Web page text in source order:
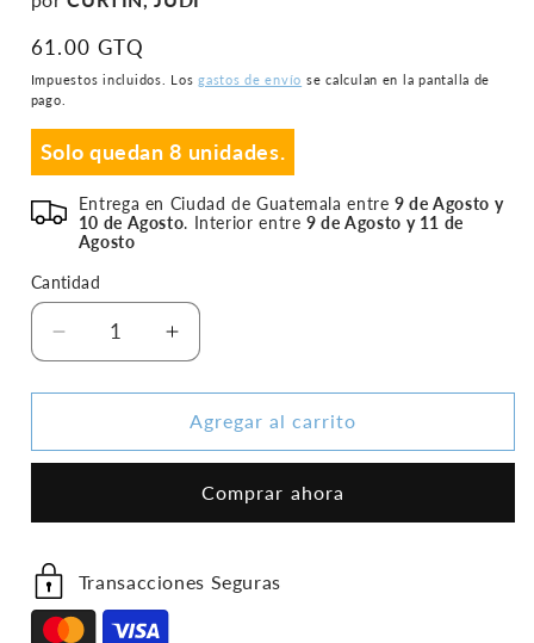
modal
Precio
habitual
61.00 GTQ
Impuestos incluidos. Losgastos de envío se calculan en la pantalla de
pago.
Solo quedan 8 unidades.
Entrega en Ciudad de Guatemala entre9 de Agosto y
10 de Agosto. Interior entre9 de Agosto y 11 de
Agosto
Cantidad
Reducir
cantidad
para
Viaje
Aumentar
cantidad
para
El
Viaje
Eva
Agregar al carrito
Comprar ahora
Transacciones Seguras